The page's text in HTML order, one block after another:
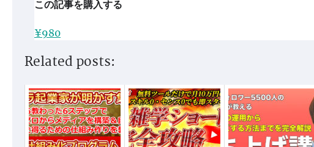
この記事を購入する
¥980
Related posts: